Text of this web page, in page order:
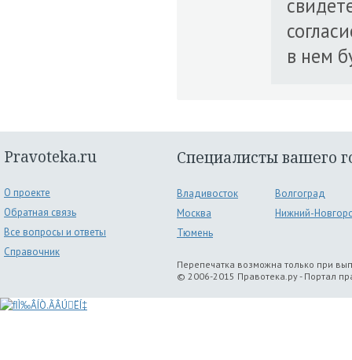
в нем
Pravoteka.ru
О проекте
Обратная связь
Все вопросы и ответы
Справочник
Специалисты вашего
Владивосток
Волгоград
Москва
Нижний-
Тюмень
Перепечатка возможна только при
© 2006-2015 Правотека.ру - Портал